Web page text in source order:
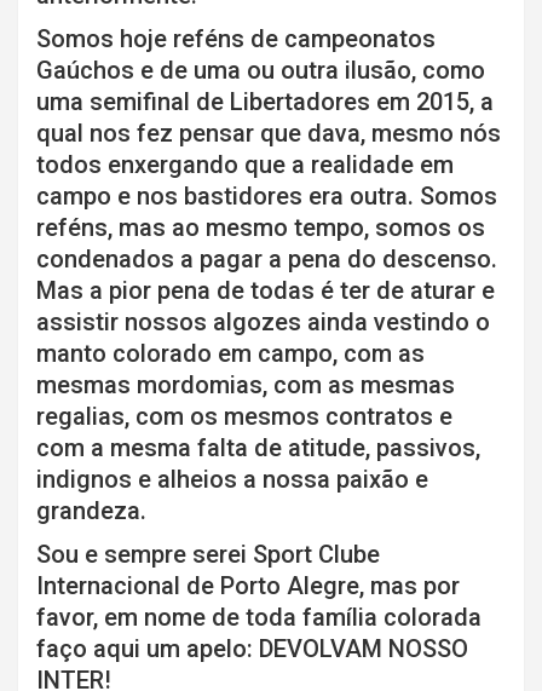
Somos hoje reféns de campeonatos
Gaúchos e de uma ou outra ilusão, como
uma semifinal de Libertadores em 2015, a
qual nos fez pensar que dava, mesmo nós
todos enxergando que a realidade em
campo e nos bastidores era outra. Somos
reféns, mas ao mesmo tempo, somos os
condenados a pagar a pena do descenso.
Mas a pior pena de todas é ter de aturar e
assistir nossos algozes ainda vestindo o
manto colorado em campo, com as
mesmas mordomias, com as mesmas
regalias, com os mesmos contratos e
com a mesma falta de atitude, passivos,
indignos e alheios a nossa paixão e
grandeza.
Sou e sempre serei Sport Clube
Internacional de Porto Alegre, mas por
favor, em nome de toda família colorada
faço aqui um apelo: DEVOLVAM NOSSO
INTER!